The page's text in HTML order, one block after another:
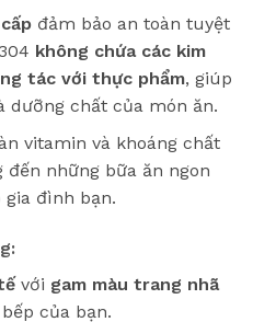
đảm bảo an toàn tuyệt
không chứa các kim
tác với thực phẩm, giúp
dưỡng chất của món ăn.
vitamin và khoáng chất
những bữa ăn ngon
gia đình bạn.
với gam màu trang nhã
của bạn.